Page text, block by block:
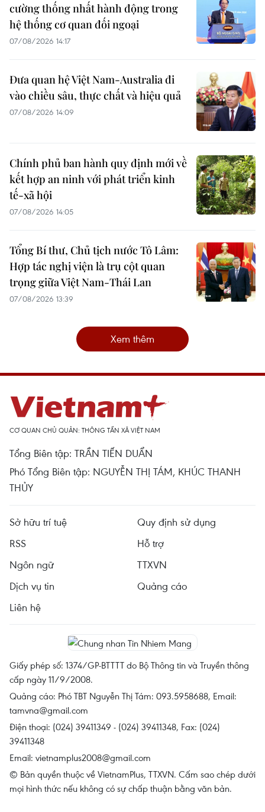
cường thống nhất hành động trong
hệ thống cơ quan đối ngoại
07/08/2026 14:17
Đưa quan hệ Việt Nam-Australia đi
vào chiều sâu, thực chất và hiệu quả
07/08/2026 14:09
Chính phủ ban hành quy định mới về
kết hợp an ninh với phát triển kinh
tế-xã hội
07/08/2026 14:05
Tổng Bí thư, Chủ tịch nước Tô Lâm:
Hợp tác nghị viện là trụ cột quan
trọng giữa Việt Nam-Thái Lan
07/08/2026 13:39
Xem thêm
CƠ QUAN CHỦ QUẢN: THÔNG TẤN XÃ VIỆT NAM
Tổng Biên tập: TRẦN TIẾN DUẨN
Phó Tổng Biên tập: NGUYỄN THỊ TÁM, KHÚC THANH
THỦY
Sở hữu trí tuệ
Quy định sử dụng
RSS
Hỗ trợ
Ngôn ngữ
TTXVN
Dịch vụ tin
Quảng cáo
Liên hệ
Giấy phép số: 1374/GP-BTTTT do Bộ Thông tin và Truyền thông
cấp ngày 11/9/2008.
Quảng cáo: Phó TBT Nguyễn Thị Tám: 093.5958688, Email:
tamvna@gmail.com
Điện thoại: (024) 39411349 - (024) 39411348, Fax: (024)
39411348
Email: vietnamplus2008@gmail.com
© Bản quyền thuộc về VietnamPlus, TTXVN. Cấm sao chép dưới
mọi hình thức nếu không có sự chấp thuận bằng văn bản.